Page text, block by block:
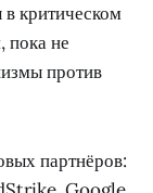
критическом
пока не
против
партнёров: